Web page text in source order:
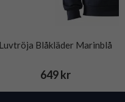
Luvtröja Blåkläder Marinblå
649 kr